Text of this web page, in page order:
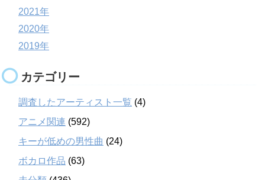
2021年
2020年
2019年
カテゴリー
調査したアーティスト一覧 (4)
アニメ関連 (592)
キーが低めの男性曲 (24)
ボカロ作品 (63)